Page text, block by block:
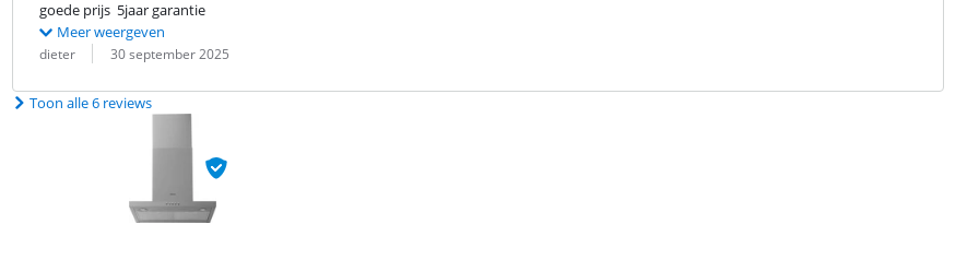
goede prijs  5jaar garantie
Meer weergeven
Beoordeling door:
dieter
Datum: 30 september 2025
Toon alle 6 reviews